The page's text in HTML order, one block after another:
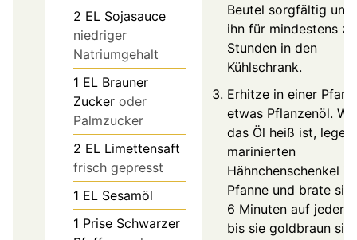
2 EL Sojasauce
niedriger
Natriumgehalt
1 EL Brauner
Zucker oder
Palmzucker
2 EL Limettensaft
frisch gepresst
1 EL Sesamöl
1 Prise Schwarzer
Beutel sorgfältig und
ihn für mindestens
Stunden in den
Kühlschrank.
Erhitze in einer
etwas Pflanzenöl.
das Öl heiß ist, lege
marinierten
Hähnchenschenkel
Pfanne und brate
6 Minuten auf jeder
bis sie goldbraun